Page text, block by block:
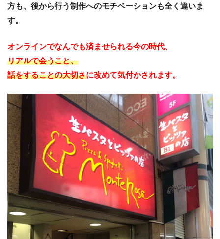
方も、後から行う制作へのモチベーションも全く違いま
す。
オンラインでなんでも済ませられる今の時代、
リアルで会うこと、
話をすることの大切さに改めて気付かされます。